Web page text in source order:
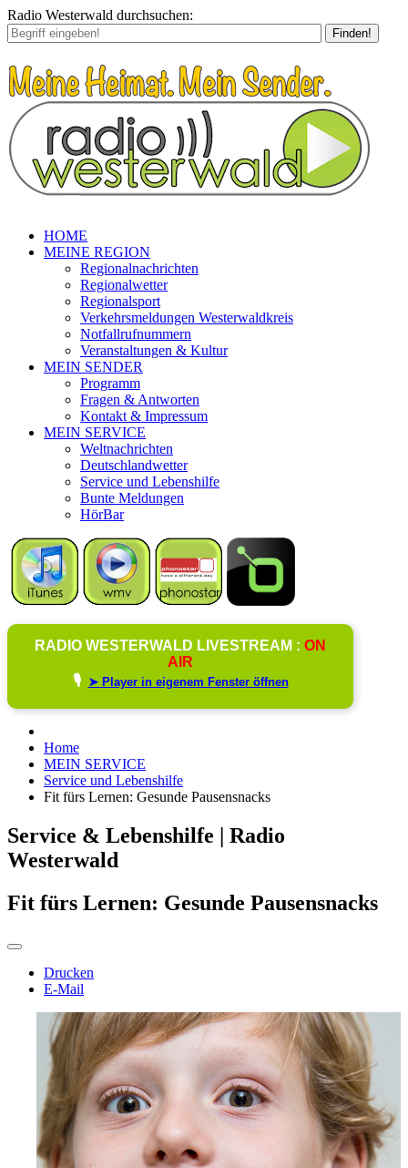
Radio Westerwald durchsuchen:
Finden!
HOME
MEINE REGION
Regionalnachrichten
Regionalwetter
Regionalsport
Verkehrsmeldungen Westerwaldkreis
Notfallrufnummern
Veranstaltungen & Kultur
MEIN SENDER
Programm
Fragen & Antworten
Kontakt & Impressum
MEIN SERVICE
Weltnachrichten
Deutschlandwetter
Service und Lebenshilfe
Bunte Meldungen
HörBar
RADIO WESTERWALD LIVESTREAM : ON
AIR
🎙️ ➤ Player in eigenem Fenster öffnen
Home
MEIN SERVICE
Service und Lebenshilfe
Fit fürs Lernen: Gesunde Pausensnacks
Service & Lebenshilfe | Radio
Westerwald
Fit fürs Lernen: Gesunde Pausensnacks
Drucken
E-Mail